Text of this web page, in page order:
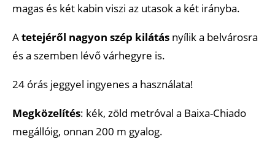
magas és két kabin viszi az utasok a két irányba.
Atetejéről nagyon szép kilátás nyílik a belvárosra
és a szemben lévő várhegyre is.
24 órás jeggyel ingyenes a használata!
Megközelítés: kék, zöld metróval a Baixa-Chiado
megállóig, onnan 200 m gyalog.